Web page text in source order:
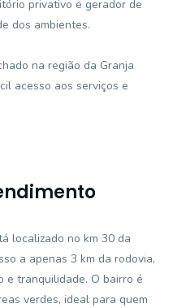
privativo e gerador de
dos ambientes.
na região da Granja
acesso aos serviços e
localizado no km 30 da
a apenas 3 km da rodovia,
e tranquilidade. O bairro é
verdes, ideal para quem